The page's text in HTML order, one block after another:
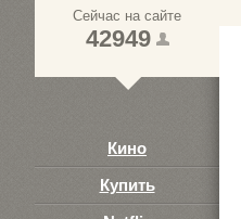
Сейчас на сайте
42949
Кино
Купить